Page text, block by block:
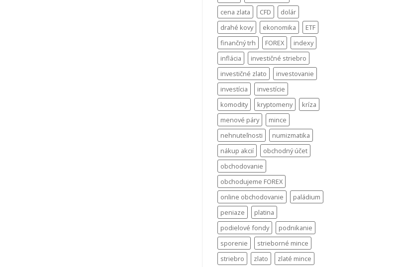
cena zlata
CFD
dolár
drahé kovy
ekonomika
ETF
finančný trh
FOREX
indexy
inflácia
investičné striebro
investičné zlato
investovanie
investícia
investície
komodity
kryptomeny
kríza
menové páry
mince
nehnuteľnosti
numizmatika
nákup akcií
obchodný účet
obchodovanie
obchodujeme FOREX
online obchodovanie
paládium
peniaze
platina
podielové fondy
podnikanie
sporenie
strieborné mince
striebro
zlato zlaté mince